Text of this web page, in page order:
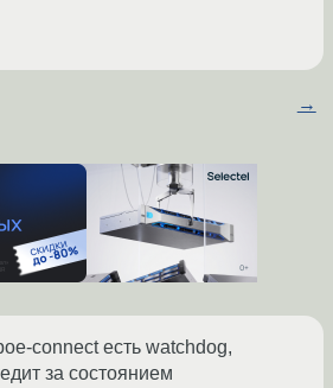
→
connect есть watchdog,
за состоянием